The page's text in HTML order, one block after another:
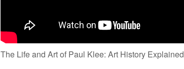
The Life and Art of Paul Klee: Art History Explained